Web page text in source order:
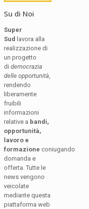
Su di Noi
Super
Sud lavora alla
realizzazione di
un progetto
di democrazia
delle opportunità
rendendo
liberamente
fruibili
informazioni
relative a bandi,
opportunità,
lavoro e
formazione coniugando
domanda e
offerta. Tutte le
news vengono
veicolate
mediante questa
piattaforma web